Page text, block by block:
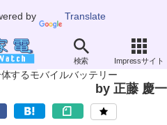
by Translate
検索 Impressサイト
ミニレビュー
モバイル電源 QE-PL102」
するモバイルバッテリー
by 正藤 慶一